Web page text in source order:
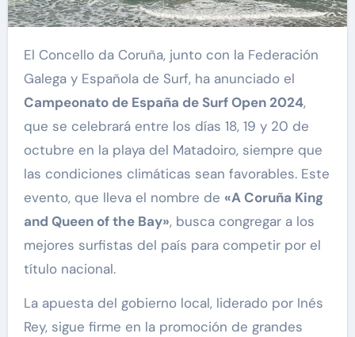
El Concello da Coruña, junto con la Federación
Galega y Española de Surf, ha anunciado el
Campeonato de España de Surf Open 2024,
que se celebrará entre los días 18, 19 y 20 de
octubre en la playa del Matadoiro, siempre que
las condiciones climáticas sean favorables. Este
evento, que lleva el nombre de «A Coruña King
and Queen of the Bay», busca congregar a los
mejores surfistas del país para competir por el
título nacional.
La apuesta del gobierno local, liderado por Inés
Rey, sigue firme en la promoción de grandes